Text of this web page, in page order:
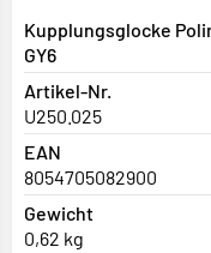
Kupplungsglocke
GY6
Artikel-Nr.
U250.025
EAN
8054705082900
Gewicht
0,62 kg